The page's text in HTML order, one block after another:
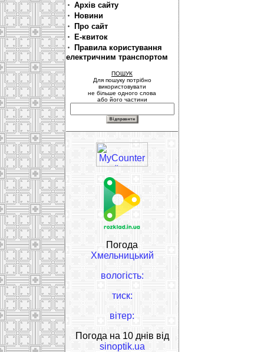
Архів сайту
Новини
Про сайт
Е-квиток
Правила користування
електричним транспортом
ПОШУК
Для пошуку потрібно
використовувати
не більше одного слова
або його частини
Погода
Хмельницький
вологість:
тиск:
вітер:
Погода на 10 днів від
sinoptik.ua